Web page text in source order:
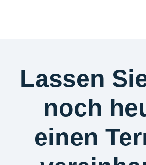
Lassen
noch
einen